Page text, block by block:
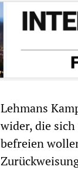
Lehmans
wider, die
befreien